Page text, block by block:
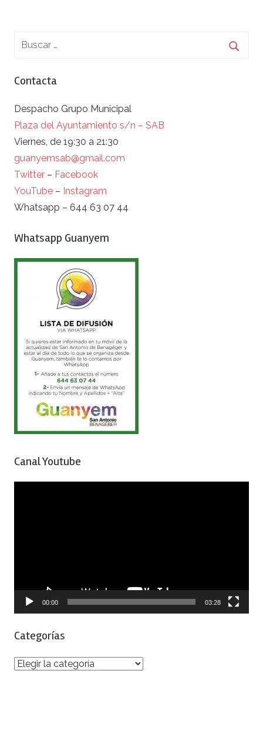
Contacta
Despacho Grupo Municipal
Plaza del Ayuntamiento s/n – SAB
Viernes, de 19:30 a 21:30
guanyemsab@gmail.com
Twitter – Facebook
YouTube – Instagram
Whatsapp – 644 63 07 44
Whatsapp Guanyem
Canal Youtube
00:00 03:28
Categorías
Categorías